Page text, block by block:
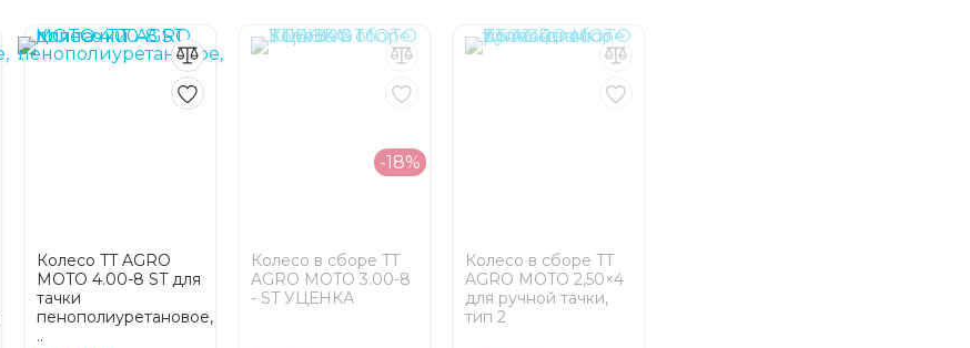
Колесо TT AGRO
MOTO 4.00-8 ST для
тачки
пенополиуретановое,
..
-18%
Колесо в сборе TT
AGRO MOTO 3.00-8
- ST УЦЕНКА
Колесо в сборе TT
AGRO MOTO 2,50×4
для ручной тачки,
тип 2